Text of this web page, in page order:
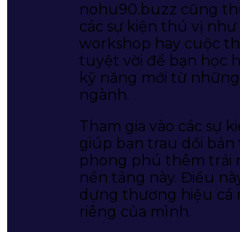
nohu90.buzz cũng
các sự kiện thú vị
workshop hay cuộc
tuyệt vời để bạn học
kỹ năng mới từ
ngành.
Tham gia vào các sự
giúp bạn trau dồi bản
phong phú thêm trải
nền tảng này. Điều
dựng thương hiệu cá
riêng của mình.